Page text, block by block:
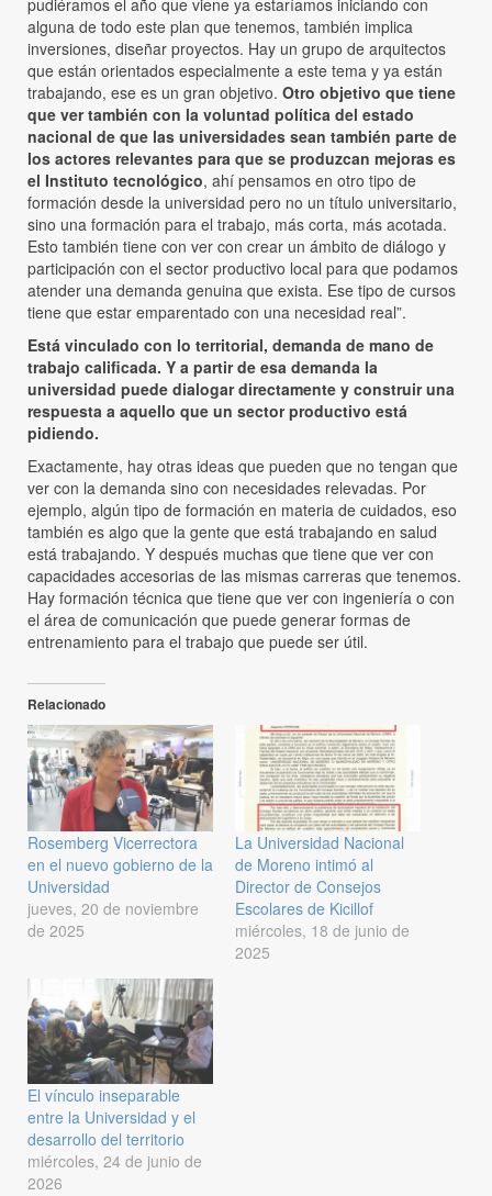
pudiéramos el año que viene ya estaríamos iniciando con
alguna de todo este plan que tenemos, también implica
inversiones, diseñar proyectos. Hay un grupo de arquitectos
que están orientados especialmente a este tema y ya están
trabajando, ese es un gran objetivo. Otro objetivo que tiene
que ver también con la voluntad política del estado
nacional de que las universidades sean también parte de
los actores relevantes para que se produzcan mejoras es
el Instituto tecnológico, ahí pensamos en otro tipo de
formación desde la universidad pero no un título universitario,
sino una formación para el trabajo, más corta, más acotada.
Esto también tiene con ver con crear un ámbito de diálogo y
participación con el sector productivo local para que podamos
atender una demanda genuina que exista. Ese tipo de cursos
tiene que estar emparentado con una necesidad real”.
Está vinculado con lo territorial, demanda de mano de
trabajo calificada. Y a partir de esa demanda la
universidad puede dialogar directamente y construir una
respuesta a aquello que un sector productivo está
pidiendo.
Exactamente, hay otras ideas que pueden que no tengan que
ver con la demanda sino con necesidades relevadas. Por
ejemplo, algún tipo de formación en materia de cuidados, eso
también es algo que la gente que está trabajando en salud
está trabajando. Y después muchas que tiene que ver con
capacidades accesorias de las mismas carreras que tenemos.
Hay formación técnica que tiene que ver con ingeniería o con
el área de comunicación que puede generar formas de
entrenamiento para el trabajo que puede ser útil.
Relacionado
Rosemberg Vicerrectora
en el nuevo gobierno de la
Universidad
jueves, 20 de noviembre
de 2025
La Universidad Nacional
de Moreno intimó al
Director de Consejos
Escolares de Kicillof
miércoles, 18 de junio de
2025
El vínculo inseparable
entre la Universidad y el
desarrollo del territorio
miércoles, 24 de junio de
2026